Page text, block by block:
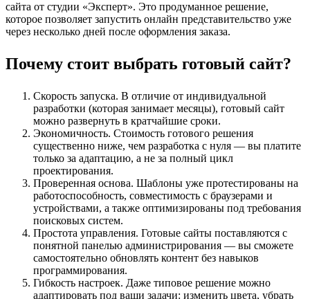
сайта от студии «Эксперт». Это продуманное решение,
которое позволяет запустить онлайн представительство уже
через несколько дней после оформления заказа.
Почему стоит выбрать готовый сайт?
Скорость запуска. В отличие от индивидуальной
разработки (которая занимает месяцы), готовый сайт
можно развернуть в кратчайшие сроки.
Экономичность. Стоимость готового решения
существенно ниже, чем разработка с нуля — вы платите
только за адаптацию, а не за полный цикл
проектирования.
Проверенная основа. Шаблоны уже протестированы на
работоспособность, совместимость с браузерами и
устройствами, а также оптимизированы под требования
поисковых систем.
Простота управления. Готовые сайты поставляются с
понятной панелью администрирования — вы сможете
самостоятельно обновлять контент без навыков
программирования.
Гибкость настроек. Даже типовое решение можно
адаптировать под ваши задачи: изменить цвета, убрать